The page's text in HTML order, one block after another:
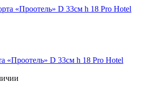
«Проотель» D 33см h 18 Pro Hotel